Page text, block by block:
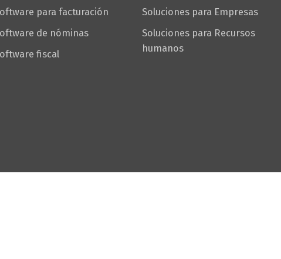
para facturación
de nóminas
fiscal
Soluciones para Empresas
Soluciones para Recursos
humanos